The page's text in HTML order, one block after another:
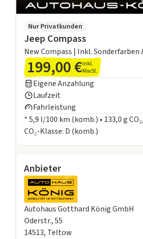
Nur Privatkunden
Jeep Compass
New Compass | Inkl.
Sofort verfügbar 🚀
199,00 €inkl.
MwSt.
Eigene Anzahlung
Laufzeit
Fahrleistung
* 5,9 l/100 km (komb.) • 133,0 g
CO₂-Klasse: D (komb.)
Anbieter
Autohaus Gotthard König GmbH
Oderstr., 55
14513, Teltow